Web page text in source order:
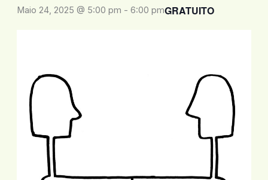
Maio 24, 2025 @ 5:00 pm - 6:00 pmGRATUITO